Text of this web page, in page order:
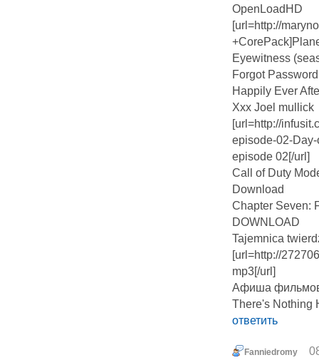
OpenLoadHD
[url=http://
Eyewitness
Forgot Password
Happily Ever
Xxx Joel mullick
[url=http://
episode-02-
episode 02[/url]
Call of Duty
Download
Chapter Seven:
DOWNLOAD
Tajemnica
[url=http://
mp3[/url]
Афиша
There's Nothing
ответить
Fanniedromy